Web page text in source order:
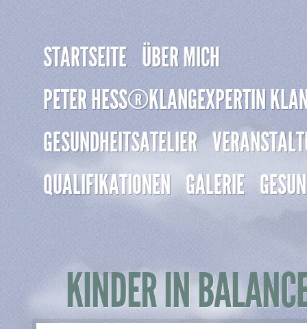
STARTSEITE ÜBER MICH
PETER HESS®KLANGEXPERTIN
GESUNDHEITSATELIER
QUALIFIKATIONEN GALERIE
KINDER IN